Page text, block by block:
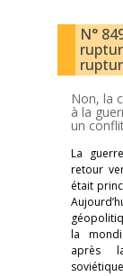
N°
Non, la
à la
un
La
retour
était
la
après